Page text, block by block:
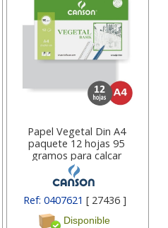
Papel Vegetal Din A4
paquete 12 hojas 95
gramos para calcar
Ref: 0407621 [ 27436 ]
Disponible